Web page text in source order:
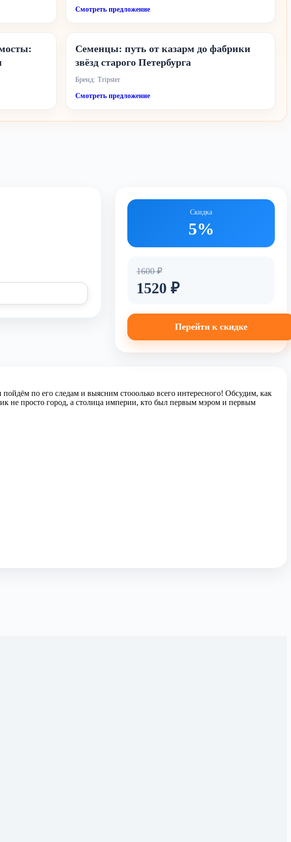
Смотреть предложение
Семенцы: путь от казарм до фабрики
звёзд старого Петербурга
Бренд: Tripster
Смотреть предложение
Скидка
5%
1600 ₽
1520 ₽
Перейти к скидке
по его следам и выясним стооолько всего интересного! Обсудим, как
не просто город, а столица империи, кто был первым мэром и первым